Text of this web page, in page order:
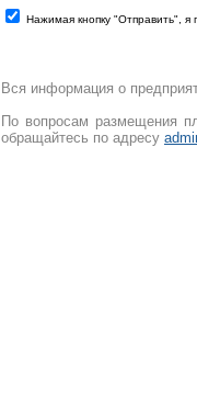
Нажимая кнопку "Отправить", я
Вся информация о
По вопросам размещения
обращайтесь по адресу